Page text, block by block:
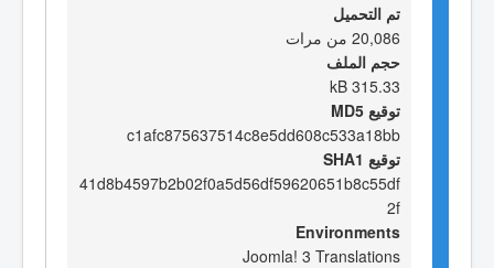
تم التحميل
20,086 من مرات
حجم الملف
315.33 kB
توقيع MD5
c1afc875637514c8e5dd608c533a18bb
توقيع SHA1
41d8b4597b2b02f0a5d56df59620651b8c55df
2f
Environments
Joomla! 3 Translations